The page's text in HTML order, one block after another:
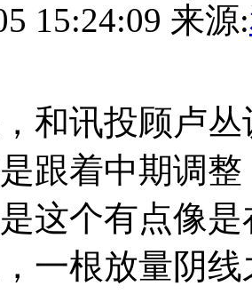
15:24:09 来源:
和讯投顾卢
跟着中期调
这个有点像
一根放量阴